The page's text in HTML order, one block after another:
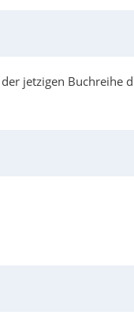
jetzigen Buchreihe